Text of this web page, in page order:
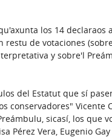
los 14
de votaciones
y sobre'l
del Estatut que sí
Vicente
sicasí, los que
Pérez Vera, Eugenio Gay